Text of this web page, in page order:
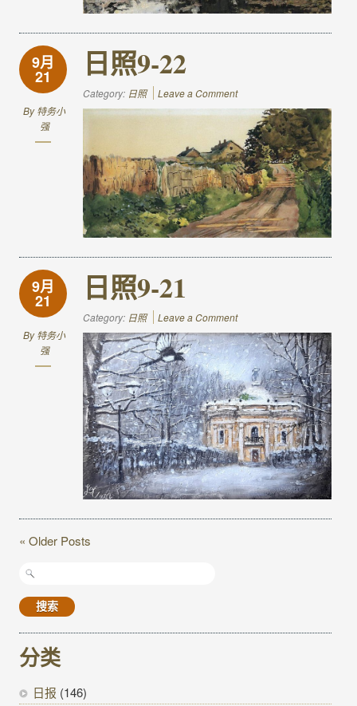
9月
21
By特务小
强
日照9-22
Category: 日照 Leave a Comment
9月
21
By特务小
强
日照9-21
Category: 日照 Leave a Comment
« Older Posts
搜
分类
日报 (146)